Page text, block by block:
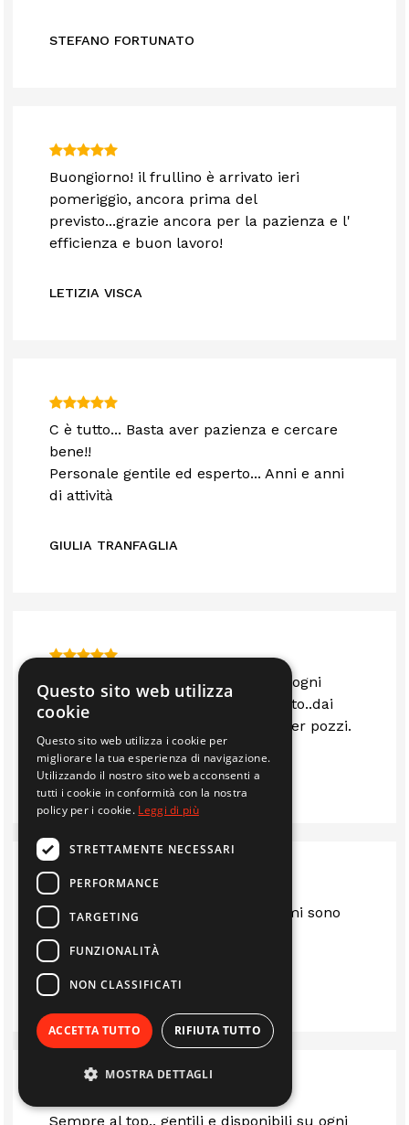
STEFANO FORTUNATO
Buongiorno! il frullino è arrivato ieri
pomeriggio, ancora prima del
previsto...grazie ancora per la pazienza e l'
efficienza e buon lavoro!
LETIZIA VISCA
C è tutto... Basta aver pazienza e cercare
bene!!
Personale gentile ed esperto... Anni e anni
di attività
GIULIA TRANFAGLIA
Il sig.Calzolari e' afferratissimo su ogni
campo e..si trova veramente di tutto..dai
biocamini ai motori a sommersa per pozzi.
GIAN LUCA PIRONDINI
Sono anni che mi servo da loro e mi sono
sempre trovato bene.. consigliato
IMMOBILIARE EDIL 2F S.R.L.
Sempre al top.. gentili e disponibili su ogni
Questo sito web utilizza
cookie
Questo sito web utilizza i cookie per
migliorare la tua esperienza di navigazione.
Utilizzando il nostro sito web acconsenti a
tutti i cookie in conformità con la nostra
policy per i cookie. Leggi di più
STRETTAMENTE NECESSARI
PERFORMANCE
TARGETING
FUNZIONALITÀ
NON CLASSIFICATI
ACCETTA TUTTO RIFIUTA TUTTO
MOSTRA DETTAGLI